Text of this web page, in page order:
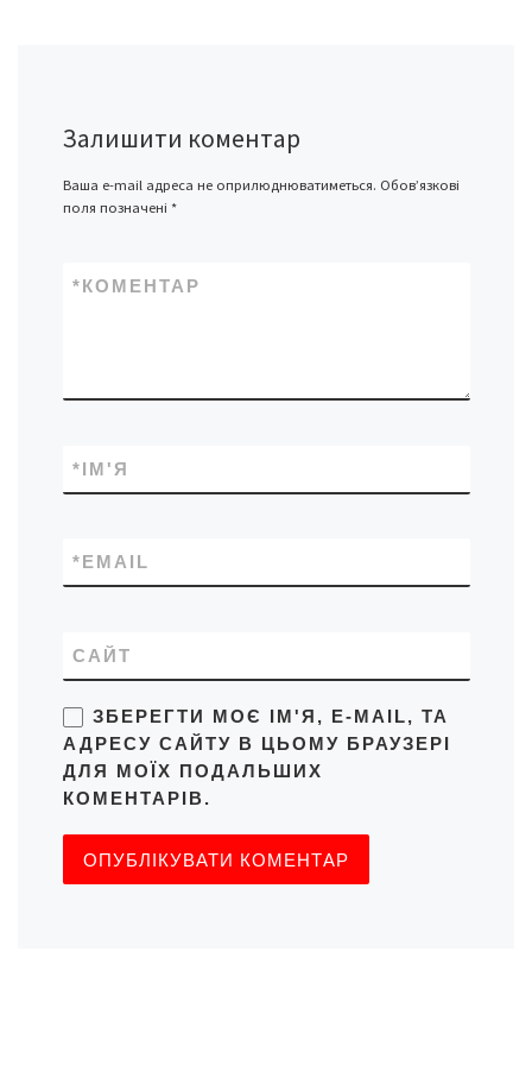
Залишити коментар
Ваша e-mail адреса не оприлюднюватиметься. Обов’язкові
поля позначені *
КОМЕНТАР
*
ІМ'Я
*
EMAIL
*
САЙТ
ЗБЕРЕГТИ МОЄ ІМ'Я, E-MAIL, ТА
АДРЕСУ САЙТУ В ЦЬОМУ БРАУЗЕРІ
ДЛЯ МОЇХ ПОДАЛЬШИХ
КОМЕНТАРІВ.